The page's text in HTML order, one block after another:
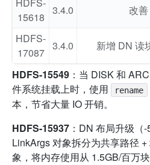
HDFS-
15618
3.4.0 改
HDFS-
17087
3.4.0 新增 DN 读
HDFS-15549 ：当 DISK 和
件系统挂载上时，使用
rename
本，节省大量 IO 开销。
HDFS-15937 ：DN 布局升级（
LinkArgs 对象拆分为共享路径
象，将内存使用从 1.5GB/百万